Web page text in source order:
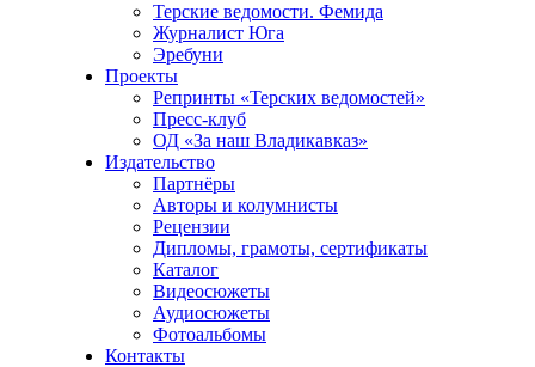
Терские ведомости. Фемида
Журналист Юга
Эребуни
Проекты
Репринты «Терских ведомостей»
Пресс-клуб
ОД «За наш Владикавказ»
Издательство
Партнёры
Авторы и колумнисты
Рецензии
Дипломы, грамоты, сертификаты
Каталог
Видеосюжеты
Аудиосюжеты
Фотоальбомы
Контакты